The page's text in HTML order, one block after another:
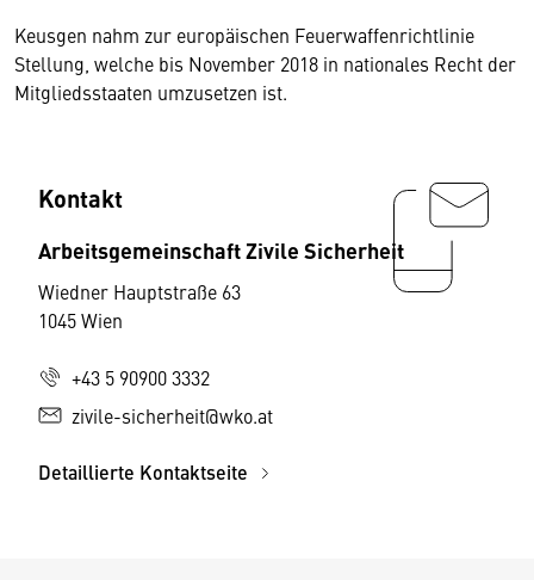
Keusgen nahm zur europäischen Feuerwaffenrichtlinie
Stellung, welche bis November 2018 in nationales Recht der
Mitgliedsstaaten umzusetzen ist.
Kontakt
Arbeitsgemeinschaft Zivile Sicherheit
Wiedner Hauptstraße 63
1045 Wien
+43 5 90900 3332
zivile-sicherheit@wko.at
Detaillierte Kontaktseite